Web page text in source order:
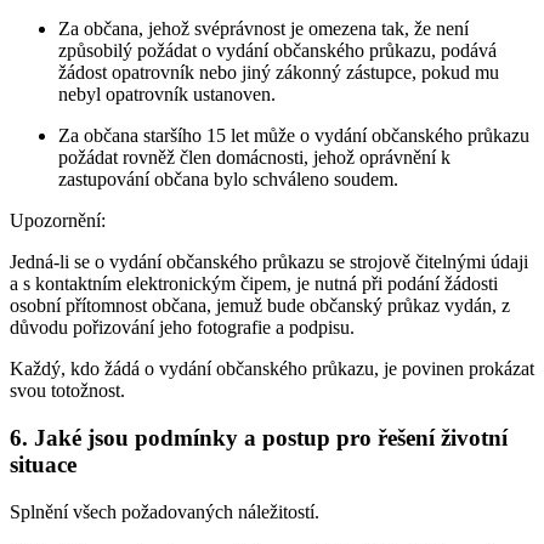
Za občana, jehož svéprávnost je omezena tak, že není
způsobilý požádat o vydání občanského průkazu, podává
žádost opatrovník nebo jiný zákonný zástupce, pokud mu
nebyl opatrovník ustanoven.
Za občana staršího 15 let může o vydání občanského průkazu
požádat rovněž člen domácnosti, jehož oprávnění k
zastupování občana bylo schváleno soudem.
Upozornění:
Jedná-li se o vydání občanského průkazu se strojově čitelnými údaji
a s kontaktním elektronickým čipem, je nutná při podání žádosti
osobní přítomnost občana, jemuž bude občanský průkaz vydán, z
důvodu pořizování jeho fotografie a podpisu.
Každý, kdo žádá o vydání občanského průkazu, je povinen prokázat
svou totožnost.
6. Jaké jsou podmínky a postup pro řešení životní
situace
Splnění všech požadovaných náležitostí.